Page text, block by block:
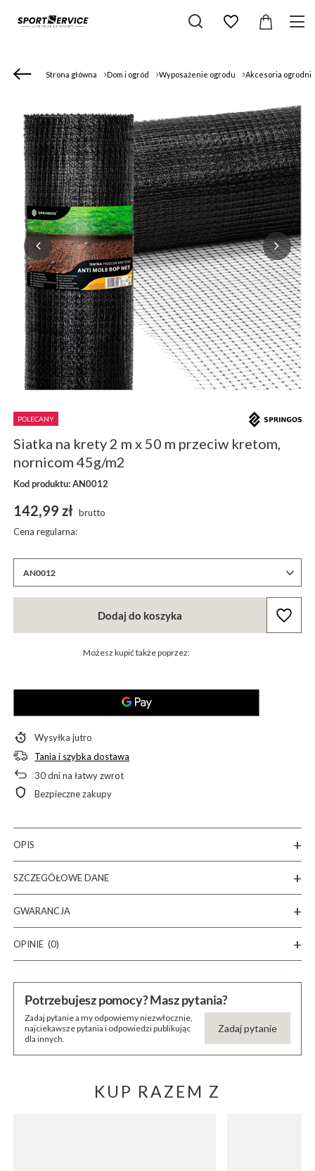
Strona główna Dom i ogród Wyposażenie ogrodu Akcesoria
POLECANY
Siatka na krety 2 m x 50 m przeciw kretom,
nornicom 45g/m2
Kod produktu: AN0012
AN0012
142,99 zł brutto
Cena regularna:
Dodaj do koszyka
Możesz kupić także poprzez:
Wysyłkajutro
Tania i szybka dostawa
30dni na łatwy zwrot
Bezpieczne zakupy
OPIS
SZCZEGÓŁOWE DANE
GWARANCJA
OPINIE (0)
Potrzebujesz pomocy? Masz pytania?
Zadaj pytanie a my odpowiemy niezwłocznie,
najciekawsze pytania i odpowiedzi publikując
dla innych.
Zadaj pytanie
KUP RAZEM Z